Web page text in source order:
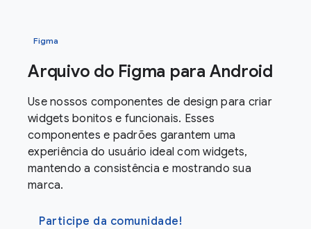
Figma
Arquivo do Figma para Android
Use nossos componentes de design para criar
widgets bonitos e funcionais. Esses
componentes e padrões garantem uma
experiência do usuário ideal com widgets,
mantendo a consistência e mostrando sua
marca.
Participe da comunidade!